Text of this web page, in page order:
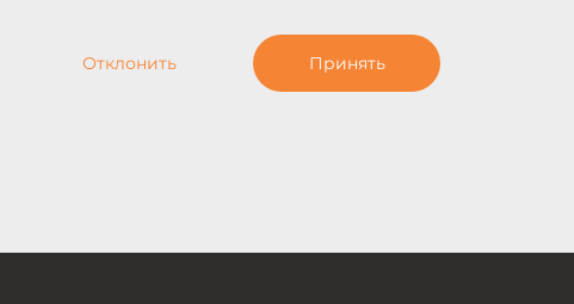
Отклонить Принять